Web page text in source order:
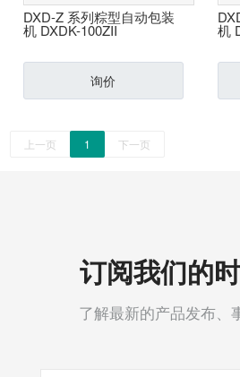
液体自动包装机
粽型自动包装机
提升机
自动称重灌装机
DXD-Z 系列粽型自动包装
机 DXDK-100ZII
询价
机
上一页 1 下一页
订阅我们的
了解最新的产品发布、